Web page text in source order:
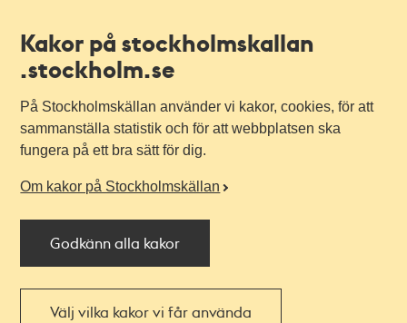
Kakor på stockholmskallan
.stockholm.se
På Stockholmskällan använder vi kakor, cookies, för att
sammanställa statistik och för att webbplatsen ska
fungera på ett bra sätt för dig.
Om kakor på Stockholmskällan
Godkänn alla kakor
Välj vilka kakor vi får använda